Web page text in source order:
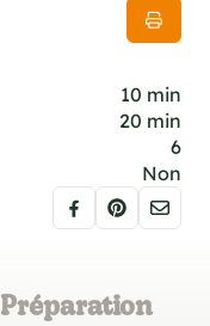
10 min
20 min
6
Non
Préparation